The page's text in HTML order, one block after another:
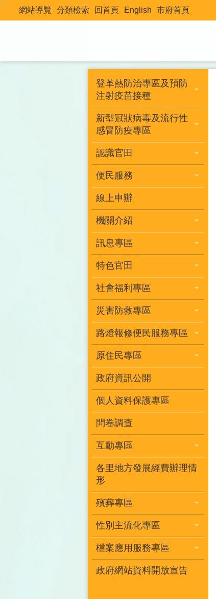
跳到主要內容區塊
:::
網站導覽 分類檢索 回首頁 English 市府首頁
:::
登革熱防治專區及預防
注射疫苗接種
新型冠狀病毒及流行性
感冒防疫專區
認識官田
便民服務
線上申辦
機關介紹
訊息專區
特色官田
社會福利專區
災害防救專區
路燈報修便民服務專區
原住民專區
政府資訊公開
個人資料保護專區
問卷調查
互動專區
各里地方發展經費辦理情
形
殯葬專區
性別主流化專區
檔案應用服務專區
政府網站資料開放宣告